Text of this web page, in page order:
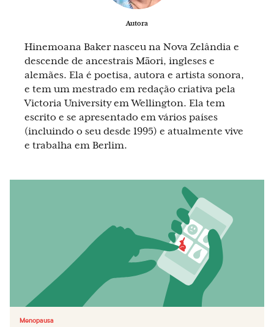
Autora
Hinemoana Baker nasceu na Nova Zelândia e
descende de ancestrais Māori, ingleses e
alemães. Ela é poetisa, autora e artista sonora,
e tem um mestrado em redação criativa pela
Victoria University em Wellington. Ela tem
escrito e se apresentado em vários países
(incluindo o seu desde 1995) e atualmente vive
e trabalha em Berlim.
Menopausa